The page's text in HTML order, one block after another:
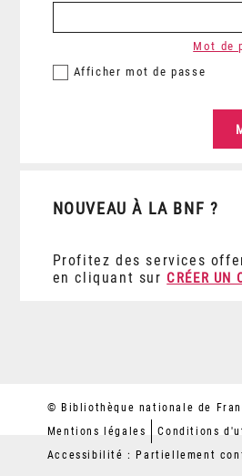
Afficher mot de passe
Mot de
NOUVEAU À LA BNF ?
Profitez des services
en cliquant sur CRÉER UN
© Bibliothèque nationale de
Mentions légales
Conditions
Accessibilité : Partiellement